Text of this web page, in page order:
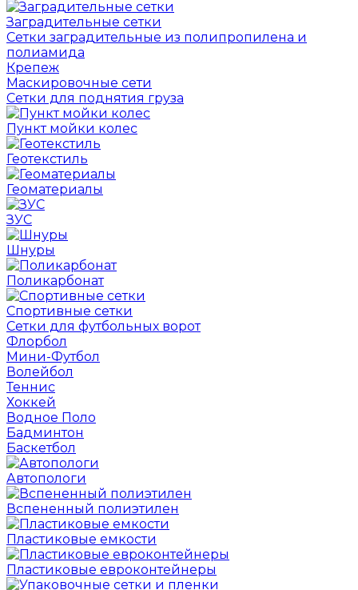
Заградительные сетки
Сетки заградительные из полипропилена и
полиамида
Крепеж
Маскировочные сети
Сетки для поднятия груза
Пункт мойки колес
Геотекстиль
Геоматериалы
ЗУС
Шнуры
Поликарбонат
Спортивные сетки
Сетки для футбольных ворот
Флорбол
Мини-Футбол
Волейбол
Теннис
Хоккей
Водное Поло
Бадминтон
Баскетбол
Автопологи
Вспененный полиэтилен
Пластиковые емкости
Пластиковые евроконтейнеры